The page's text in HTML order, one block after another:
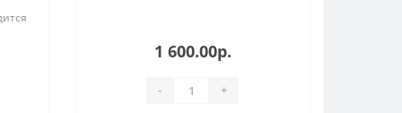
1 600.00р.
- +